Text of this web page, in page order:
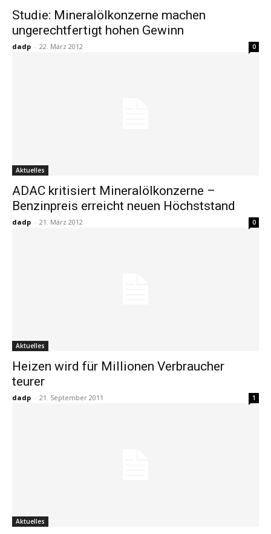
Studie: Mineralölkonzerne machen
ungerechtfertigt hohen Gewinn
dadp - 22. März 2012 0
Aktuelles
ADAC kritisiert Mineralölkonzerne –
Benzinpreis erreicht neuen Höchststand
dadp - 21. März 2012 0
Aktuelles
Heizen wird für Millionen Verbraucher
teurer
dadp - 21. September 2011 1
Aktuelles